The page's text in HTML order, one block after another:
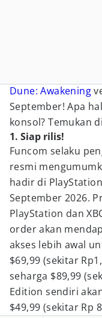
Dune: Awakening
September! Apa
konsol? Temukan
1. Siap rilis!
Funcom selaku
resmi
hadir di
September 2026.
PlayStation dan
order akan
akses lebih awal
$69,99 (sekitar
seharga $89,99
Edition sendiri
$49,99 (sekitar Rp